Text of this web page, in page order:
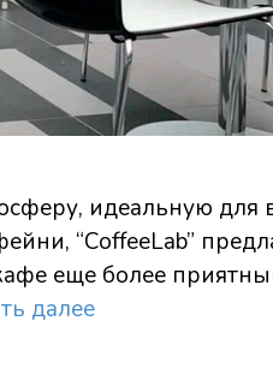
идеальную для
“CoffeeLab”
еще более
далее